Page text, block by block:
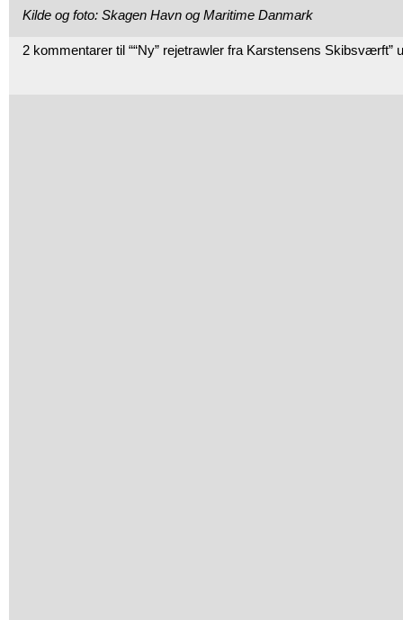
Kilde og foto: Skagen Havn og Maritime Danmark
2 kommentarer til ““Ny” rejetrawler fra Karstensens Skibsværft”